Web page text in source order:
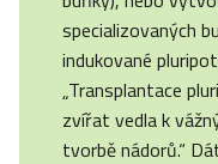
specializovaných
indukované
„Transplantace
zvířat vedla k
tvorbě nádorů.“